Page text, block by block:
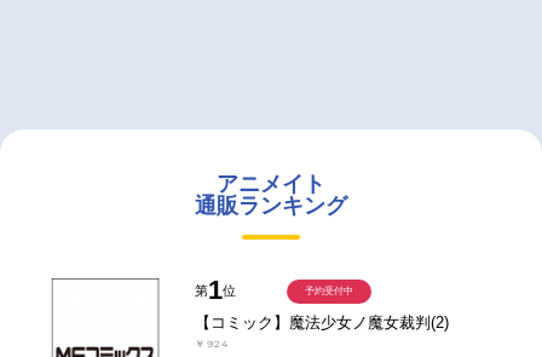
アニメイト
通販ランキング
第1位
【コミック】魔法少女ノ魔女裁判(2)
￥924
予約受付中